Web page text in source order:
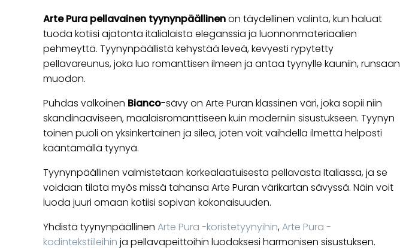
Arte Pura pellavainen tyynynpäällinenon täydellinen valinta, kun haluat
tuoda kotiisi ajatonta italialaista eleganssia ja luonnonmateriaalien
pehmeyttä. Tyynynpäällistä kehystää leveä, kevyesti rypytetty
pellavareunus, joka luo romanttisen ilmeen ja antaa tyynylle kauniin, runsaan
muodon.
Puhdas valkoinen Bianco-sävy on Arte Puran klassinen väri, joka sopii niin
skandinaaviseen, maalaisromanttiseen kuin moderniin sisustukseen. Tyynyn
toinen puoli on yksinkertainen ja sileä, joten voit vaihdella ilmettä helposti
kääntämällä tyynyä.
Tyynynpäällinen valmistetaan korkealaatuisesta pellavasta Italiassa, ja se
voidaan tilata myös missä tahansa Arte Puran värikartan sävyssä. Näin voit
luoda juuri omaan kotiisi sopivan kokonaisuuden.
Yhdistä tyynynpäällinen Arte Pura -koristetyynyihin,Arte Pura -
kodintekstiileihin ja pellavapeittoihin luodaksesi harmonisen sisustuksen.